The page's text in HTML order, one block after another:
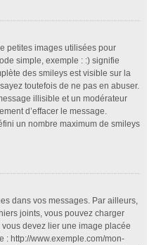
petites images utilisées pour
simple, exemple : :) signifie
des smileys est visible sur la
toutefois de ne pas en abuser.
illisible et un modérateur
d’effacer le message.
un nombre maximum de smileys
dans vos messages. Par ailleurs,
joints, vous pouvez charger
devez lier une image placée
: http://www.exemple.com/mon-